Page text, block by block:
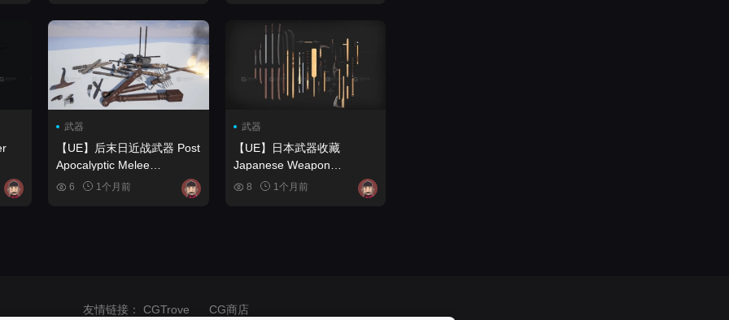
武器
【UE】后末日近战武器 Post
Apocalyptic Melee
Weapons
6 1个月前
武器
【UE】日本武器收藏
Japanese Weapon
Collection
8 1个月前
友情链接： CGTrove CG商店